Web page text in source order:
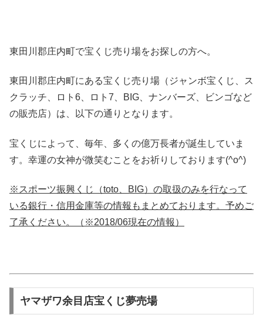
東田川郡庄内町で宝くじ売り場をお探しの方へ。
東田川郡庄内町にある宝くじ売り場（ジャンボ宝くじ、ス
クラッチ、ロト6、ロト7、BIG、ナンバーズ、ビンゴなど
の販売店）は、以下の通りとなります。
宝くじによって、毎年、多くの億万長者が誕生していま
す。幸運の女神が微笑むことをお祈りしております(^o^)
※スポーツ振興くじ（toto、BIG）の取扱のみを行なって
いる銀行・信用金庫等の情報もまとめております。予めご
了承ください。（※2018/06現在の情報）
ヤマザワ余目店宝くじ夢売場